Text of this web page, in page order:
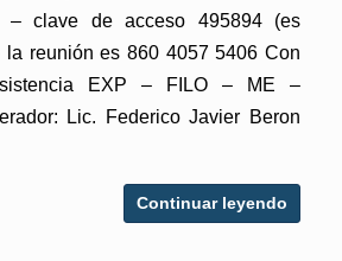
– clave de acceso 495894 (es
la reunión es 860 4057 5406 Con
EXP – FILO – ME –
Lic. Federico Javier Beron
Continuar leyendo